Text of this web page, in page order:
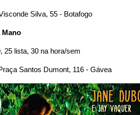
Silva, 55 - Botafogo
Mano
25 lista, 30 na hora/sem
Santos Dumont, 116 - Gávea